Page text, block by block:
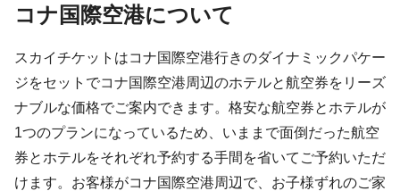
コナ国際空港について
スカイチケットはコナ国際空港行きのダイナミックパケー
ジをセットでコナ国際空港周辺のホテルと航空券をリーズ
ナブルな価格でご案内できます。格安な航空券とホテルが
1つのプランになっているため、いままで面倒だった航空
券とホテルをそれぞれ予約する手間を省いてご予約いただ
けます。お客様がコナ国際空港周辺で、お子様ずれのご家